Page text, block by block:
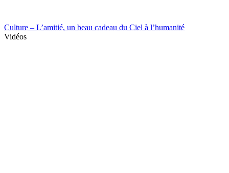
Culture – L’amitié, un beau cadeau du Ciel à l’humanité
Vidéos